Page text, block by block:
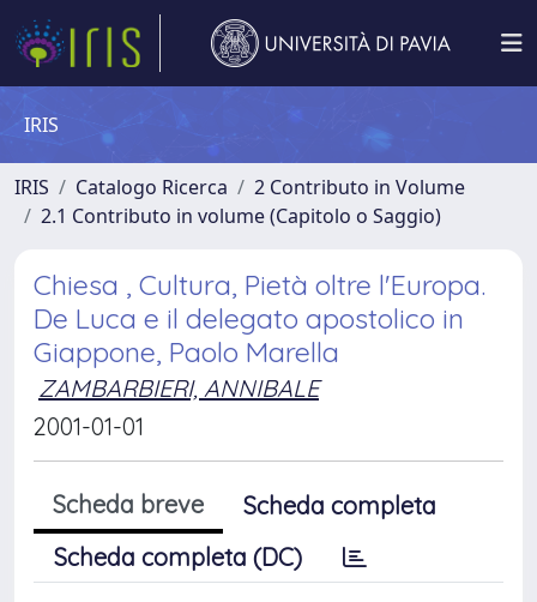
IRIS
IRIS Catalogo Ricerca
2 Contributo in Volume
2.1 Contributo in volume (Capitolo o Saggio)
Chiesa , Cultura, Pietà oltre l'Europa.
De Luca e il delegato apostolico in
Giappone, Paolo Marella
ZAMBARBIERI, ANNIBALE
2001-01-01
Scheda breve
Scheda completa
Scheda completa (DC)